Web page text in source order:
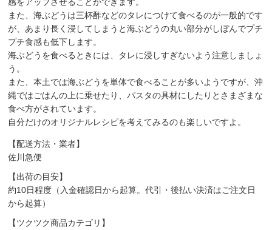
また、海ぶどうは三杯酢などのタレにつけて食べるのが一般的です
が、あまり長く浸してしまうと海ぶどうの丸い部分がしぼんでプチ
プチ食感も低下します。
海ぶどうを食べるときには、タレに浸しすぎないよう注意しましょ
う。
また、本土では海ぶどうを単体で食べることが多いようですが、沖
縄ではごはんの上に乗せたり、パスタの具材にしたりとさまざまな
食べ方がされています。
自分だけのオリジナルレシピを考えてみるのも楽しいですよ。
【配送方法・業者】
佐川急便
【出荷の目安】
約10日程度（入金確認日から起算。代引・後払い決済はご注文日
から起算）
【ツクツク商品カテゴリ】